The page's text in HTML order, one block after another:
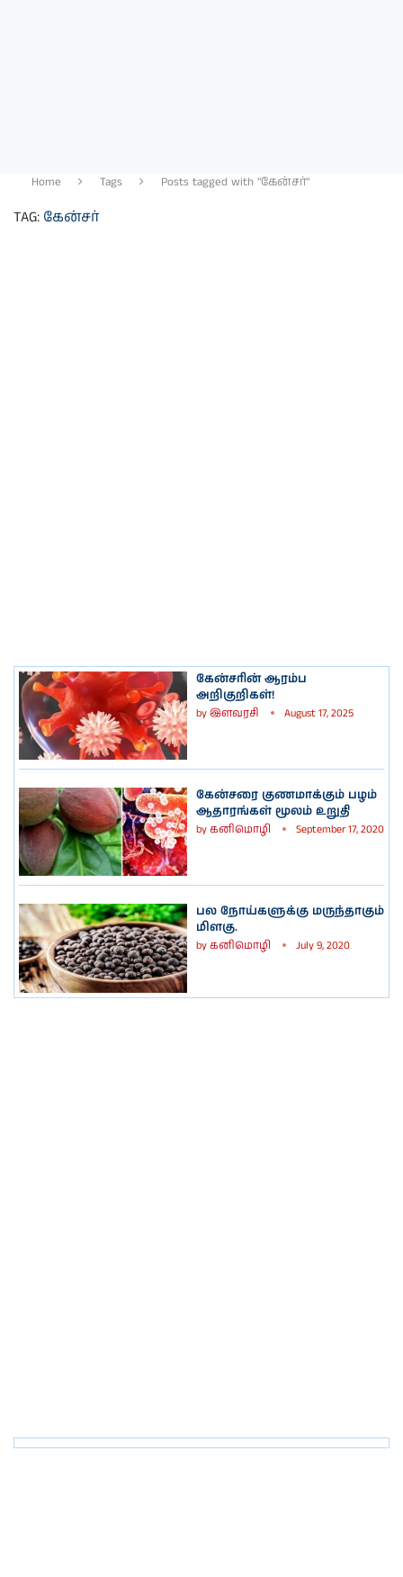
Home Tags Posts tagged with "கேன்சர்"
TAG: கேன்சர்
கேன்சரின் ஆரம்ப
அறிகுறிகள்!
byஇளவரசி August 17, 2025
கேன்சரை குணமாக்கும் பழம்
ஆதாரங்கள் மூலம் உறுதி
byகனிமொழி September 17, 2020
பல நோய்களுக்கு மருந்தாகும்
மிளகு.
byகனிமொழி July 9, 2020